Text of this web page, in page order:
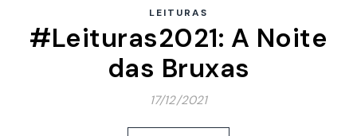
LEITURAS
#Leituras2021: A Noite
das Bruxas
17/12/2021